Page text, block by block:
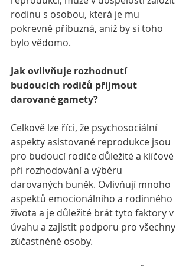
rodinu s osobou, která je mu
pokrevně příbuzná, aniž by si toho
bylo vědomo.
Jak ovlivňuje rozhodnutí
budoucích rodičů přijmout
darované gamety?
Celkově lze říci, že psychosociální
aspekty asistované reprodukce jsou
pro budoucí rodiče důležité a klíčové
při rozhodování a výběru
darovaných buněk. Ovlivňují mnoho
aspektů emocionálního a rodinného
života a je důležité brát tyto faktory v
úvahu a zajistit podporu pro všechny
zúčastněné osoby.